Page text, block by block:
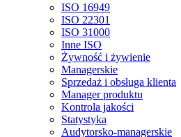
ISO 16949
ISO 22301
ISO 31000
Inne ISO
Żywność i żywienie
Managerskie
Sprzedaż i obsługa klienta
Manager produktu
Kontrola jakości
Statystyka
Audytorsko-managerskie